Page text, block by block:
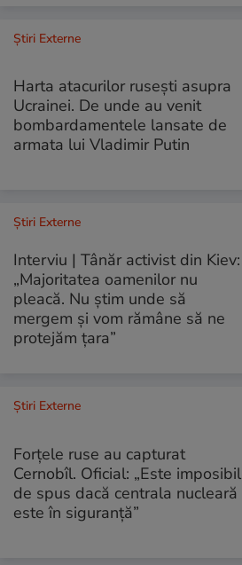
Știri Externe
Harta atacurilor rusești asupra
Ucrainei. De unde au venit
bombardamentele lansate de
armata lui Vladimir Putin
Știri Externe
Interviu | Tânăr activist din Kiev:
„Majoritatea oamenilor nu
pleacă. Nu știm unde să
mergem și vom rămâne să ne
protejăm țara”
Știri Externe
Forțele ruse au capturat
Cernobîl. Oficial: „Este imposibil
de spus dacă centrala nucleară
este în siguranță”